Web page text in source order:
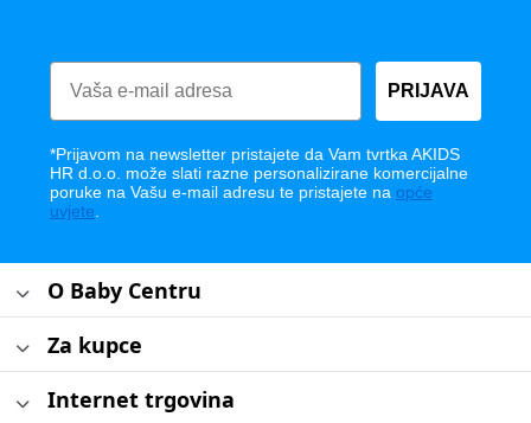
PRIJAVA
*Prijavom na newsletter pristajete da Vam tvrtka AKIDS
HR d.o.o. može slati razne personalizirane komercijalne
poruke na Vašu e-mail adresu te pristajete na opće
uvjete
O Baby Centru
Za kupce
Internet trgovina